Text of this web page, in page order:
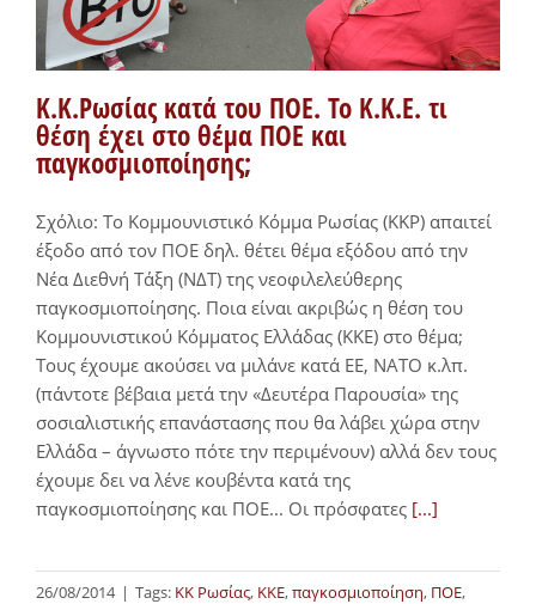
Κ.Κ.Ρωσίας κατά του ΠΟΕ. Το Κ.Κ.Ε. τι
θέση έχει στο θέμα ΠΟΕ και
παγκοσμιοποίησης;
Σχόλιο: Το Κομμουνιστικό Κόμμα Ρωσίας (ΚΚΡ) απαιτεί
έξοδο από τον ΠΟΕ δηλ. θέτει θέμα εξόδου από την
Νέα Διεθνή Τάξη (ΝΔΤ) της νεοφιλελεύθερης
παγκοσμιοποίησης. Ποια είναι ακριβώς η θέση του
Κομμουνιστικού Κόμματος Ελλάδας (ΚΚΕ) στο θέμα;
Tους έχουμε ακούσει να μιλάνε κατά ΕΕ, ΝΑΤΟ κ.λπ.
(πάντοτε βέβαια μετά την «Δευτέρα Παρουσία» της
σοσιαλιστικής επανάστασης που θα λάβει χώρα στην
Ελλάδα – άγνωστο πότε την περιμένουν) αλλά δεν τους
έχουμε δει να λένε κουβέντα κατά της
παγκοσμιοποίησης και ΠΟΕ... Οι πρόσφατες [...]
26/08/2014 | Tags: ΚΚ Ρωσίας, ΚΚΕ,παγκοσμιοποίηση, ΠΟΕ,